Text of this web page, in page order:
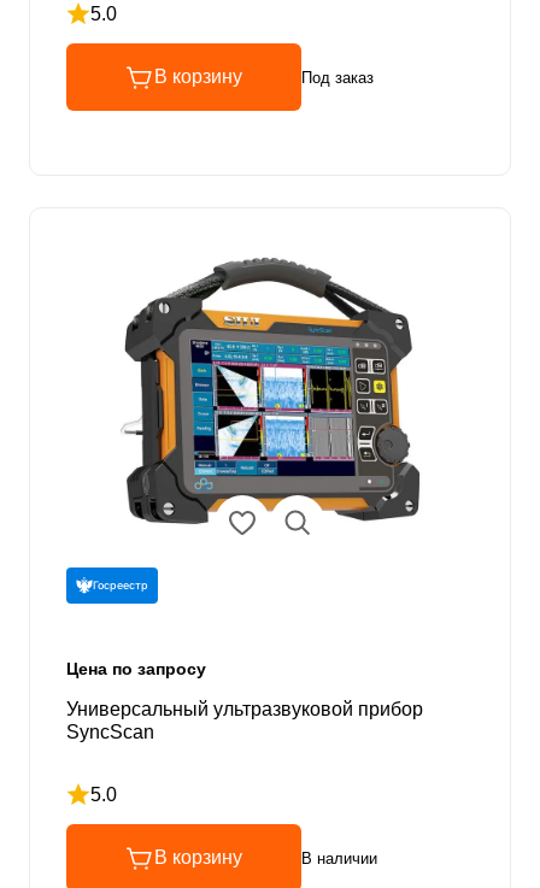
5.0
Рейтинг 5 из 5
В корзину Под заказ
Госреестр
Цена по запросу
Универсальный ультразвуковой прибор
SyncScan
5.0
Рейтинг 5 из 5
В корзину В наличии